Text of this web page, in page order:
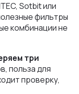
Sotbit или
фильтры
комбинации не
три
польза для
проверку,